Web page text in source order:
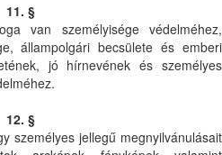
11. §
van személyisége védelméhez,
állampolgári becsülete és emberi
jó hírnevének és személyes
12. §
személyes jellegű megnyilvánulásait